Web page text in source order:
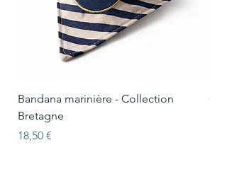
Bandana marinière - Collection
Bretagne
Prix
18,50 €